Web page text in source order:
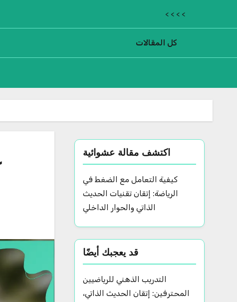
< < < <
كل المقالات
اكتشف مقالة عشوائية
كيفية التعامل مع الضغط في
الرياضة: إتقان تقنيات الحديث
الذاتي والحوار الداخلي
قد يعجبك أيضًا
التدريب الذهني للرياضيين
المحترفين: إتقان الحديث الذاتي،